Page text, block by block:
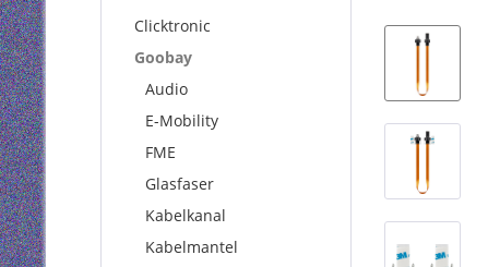
Clicktronic
Goobay
Audio
E-Mobility
FME
Glasfaser
Kabelkanal
Kabelmantel